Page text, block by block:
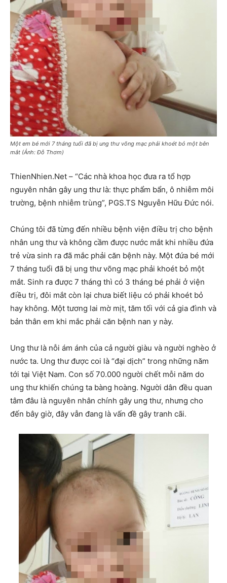
Một em bé mới 7 tháng tuổi đã bị ung thư võng mạc phải khoét bỏ một bên
mắt (Ảnh: Đỗ Thơm)
ThienNhien.Net – “Các nhà khoa học đưa ra tổ hợp
nguyên nhân gây ung thư là: thực phẩm bẩn, ô nhiễm môi
trường, bệnh nhiễm trùng”, PGS.TS Nguyễn Hữu Đức nói.
Chúng tôi đã từng đến nhiều bệnh viện điều trị cho bệnh
nhân ung thư và không cầm được nước mắt khi nhiều đứa
trẻ vừa sinh ra đã mắc phải căn bệnh này. Một đứa bé mới
7 tháng tuổi đã bị ung thư võng mạc phải khoét bỏ một
mắt. Sinh ra được 7 tháng thì có 3 tháng bé phải ở viện
điều trị, đôi mắt còn lại chưa biết liệu có phải khoét bỏ
hay không. Một tương lai mờ mịt, tăm tối với cả gia đình và
bản thân em khi mắc phải căn bệnh nan y này.
Ung thư là nỗi ám ánh của cả người giàu và người nghèo ở
nước ta. Ung thư được coi là “đại dịch” trong những năm
tới tại Việt Nam. Con số 70.000 người chết mỗi năm do
ung thư khiến chúng ta bàng hoàng. Người dân đều quan
tâm đâu là nguyên nhân chính gây ung thư, nhưng cho
đến bây giờ, đây vẫn đang là vấn đề gây tranh cãi.